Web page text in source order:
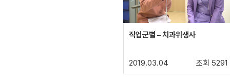
직업군별 – 치과위생사
2019.03.04 조회 5291